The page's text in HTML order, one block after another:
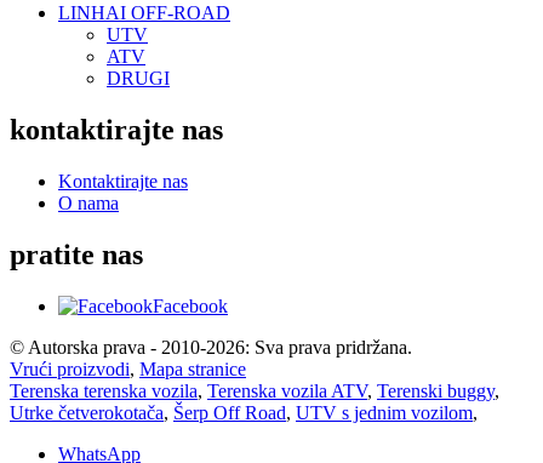
LINHAI OFF-ROAD
UTV
ATV
DRUGI
kontaktirajte nas
Kontaktirajte nas
O nama
pratite nas
Facebook
© Autorska prava - 2010-2026: Sva prava pridržana.
Vrući proizvodi, Mapa stranice
Terenska terenska vozila, Terenska vozila ATV, Terenski buggy,
Utrke četverokotača, Šerp Off Road, UTV s jednim vozilom,
WhatsApp